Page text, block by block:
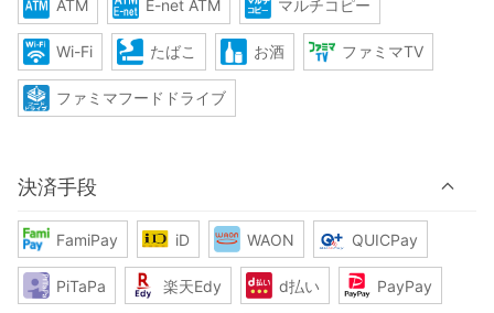
ATM E-net ATM マルチコピー
Wi-Fi たばこ お酒 ファミマTV
ファミマフードドライブ
決済手段
FamiPay iD WAON QUICPay
PiTaPa 楽天Edy d払い PayPay